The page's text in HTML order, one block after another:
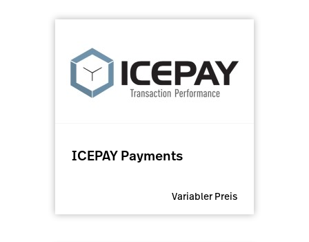
ICEPAY Payments
Variabler Preis